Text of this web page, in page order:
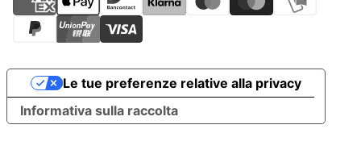
Informativa sulla raccolta
Le tue preferenze relative alla privacy